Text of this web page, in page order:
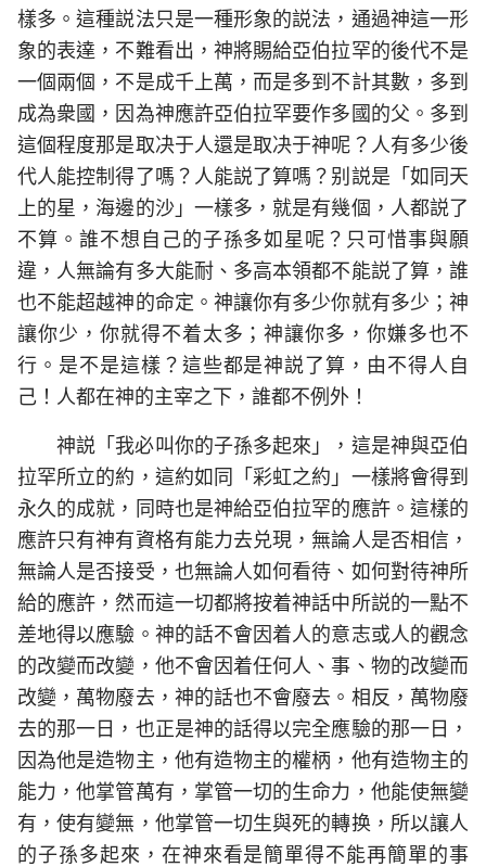
樣多。這種説法只是一種形象的説法，通過神這一形
象的表達，不難看出，神將賜給亞伯拉罕的後代不是
一個兩個，不是成千上萬，而是多到不計其數，多到
成為衆國，因為神應許亞伯拉罕要作多國的父。多到
這個程度那是取决于人還是取决于神呢？人有多少後
代人能控制得了嗎？人能説了算嗎？别説是「如同天
上的星，海邊的沙」一樣多，就是有幾個，人都説了
不算。誰不想自己的子孫多如星呢？只可惜事與願
違，人無論有多大能耐、多高本領都不能説了算，誰
也不能超越神的命定。神讓你有多少你就有多少；神
讓你少，你就得不着太多；神讓你多，你嫌多也不
行。是不是這樣？這些都是神説了算，由不得人自
己！人都在神的主宰之下，誰都不例外！
神説「我必叫你的子孫多起來」，這是神與亞伯
拉罕所立的約，這約如同「彩虹之約」一樣將會得到
永久的成就，同時也是神給亞伯拉罕的應許。這樣的
應許只有神有資格有能力去兑現，無論人是否相信，
無論人是否接受，也無論人如何看待、如何對待神所
給的應許，然而這一切都將按着神話中所説的一點不
差地得以應驗。神的話不會因着人的意志或人的觀念
的改變而改變，他不會因着任何人、事、物的改變而
改變，萬物廢去，神的話也不會廢去。相反，萬物廢
去的那一日，也正是神的話得以完全應驗的那一日，
因為他是造物主，他有造物主的權柄，他有造物主的
能力，他掌管萬有，掌管一切的生命力，他能使無變
有，使有變無，他掌管一切生與死的轉换，所以讓人
的子孫多起來，在神來看是簡單得不能再簡單的事